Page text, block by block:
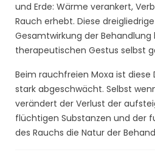
und Erde: Wärme verankert,
Rauch erhebt. Diese
Gesamtwirkung der
therapeutischen Gestus selbst
Beim rauchfreien Moxa ist
stark abgeschwächt. Selbst
verändert der Verlust der
flüchtigen Substanzen und der
des Rauchs die Natur der